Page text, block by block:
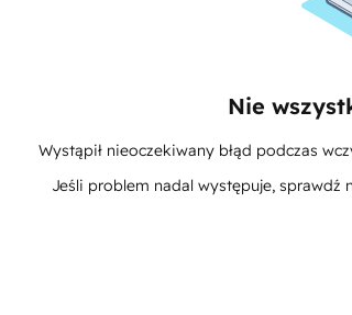
Nie
Wystąpił nieoczekiwany błąd podczas
Jeśli problem nadal występuje, sprawdź